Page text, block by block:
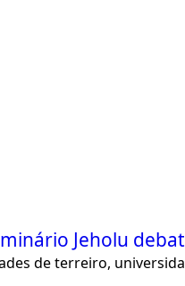
Jeholu
de terreiro,